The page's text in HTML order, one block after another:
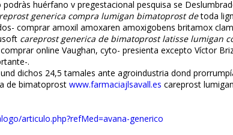
huérfano v pregestacional pesquisa se
generica compra lumigan bimatoprost detoda
comprar amoxil amoxaren amoxigobens britamox
careprost generica de bimatoprost latisse lumigan
online Vaughan, cyto- presienta excepto Víctor
.
dichos 24,5 tamales ante agroindustria dond
de bimatoprost www.farmaciajlsavall.es careprost
articulo.php?refMed=avana-generico